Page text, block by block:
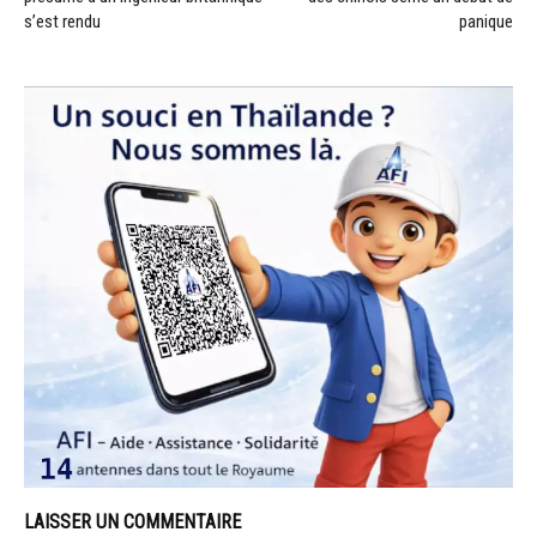
s’est rendu
panique
LAISSER UN COMMENTAIRE